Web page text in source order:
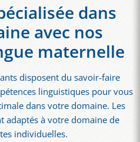
dans
avec nos
maternelle
disposent du savoir-faire
linguistiques pour vous
dans votre domaine. Les
adaptés à votre domaine de
individuelles.